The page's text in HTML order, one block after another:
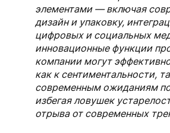
элементами — включая
дизайн и упаковку,
цифровых и социальных
инновационные функции
компании могут
как к сентиментальности,
современным ожиданиям
избегая ловушек
отрыва от современных